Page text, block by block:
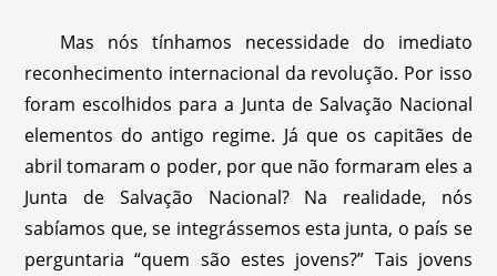
Mas nós tínhamos necessidade do imediato
reconhecimento internacional da revolução. Por isso
foram escolhidos para a Junta de Salvação Nacional
elementos do antigo regime. Já que os capitães de
abril tomaram o poder, por que não formaram eles a
Junta de Salvação Nacional? Na realidade, nós
sabíamos que, se integrássemos esta junta, o país se
perguntaria “quem são estes jovens?” Tais jovens